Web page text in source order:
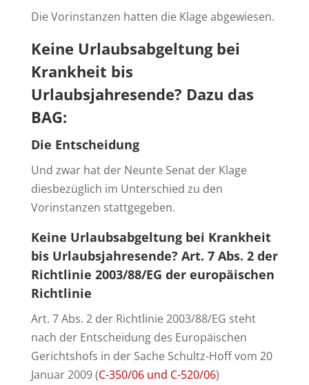
Die Vorinstanzen hatten die Klage abgewiesen.
Keine Urlaubsabgeltung bei
Krankheit bis
Urlaubsjahresende? Dazu das
BAG:
Die Entscheidung
Und zwar hat der Neunte Senat der Klage
diesbezüglich im Unterschied zu den
Vorinstanzen stattgegeben.
Keine Urlaubsabgeltung bei Krankheit
bis Urlaubsjahresende? Art. 7 Abs. 2 der
Richtlinie 2003/88/EG der europäischen
Richtlinie
Art. 7 Abs. 2 der Richtlinie 2003/88/EG steht
nach der Entscheidung des Europäischen
Gerichtshofs in der Sache Schultz-Hoff vom 20
Januar 2009 (C-350/06 und C-520/06)